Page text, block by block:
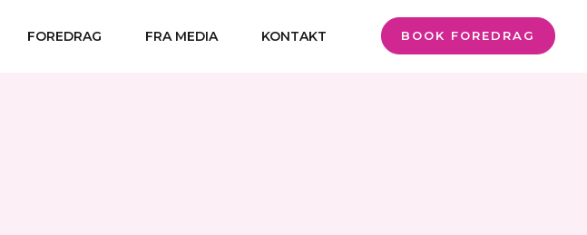
FOREDRAG FRA MEDIA KONTAKT BOOK FOREDRAG